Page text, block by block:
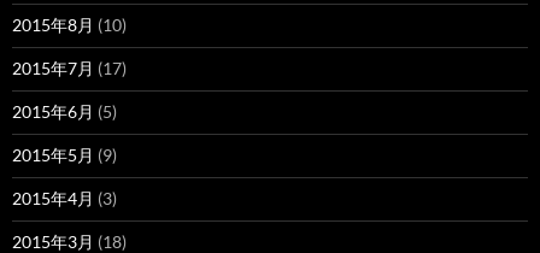
2015年8月 (10)
2015年7月 (17)
2015年6月 (5)
2015年5月 (9)
2015年4月 (3)
2015年3月 (18)